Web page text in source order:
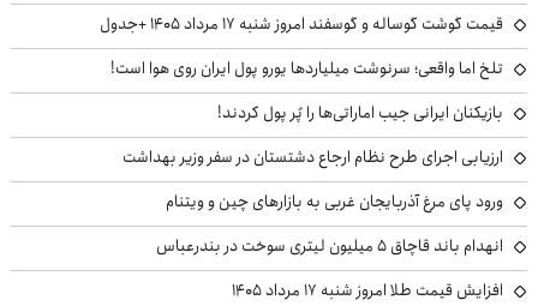
قیمت گوشت گوساله و گوسفند امروز شنبه ۱۷ مرداد ۱۴۰۵ +جدول
تلخ اما واقعی؛ سرنوشت میلیاردها یورو پول ایران روی هوا است!
بازیکنان ایرانی جیب اماراتی‌ها را پُر پول کردند!
ارزیابی اجرای طرح نظام ارجاع دشتستان در سفر وزیر بهداشت
ورود پای مرغ آذربایجان غربی به بازارهای چین و ویتنام
انهدام باند قاچاق ۵ میلیون لیتری سوخت در بندرعباس
افزایش قیمت طلا امروز شنبه ۱۷ مرداد ۱۴۰۵